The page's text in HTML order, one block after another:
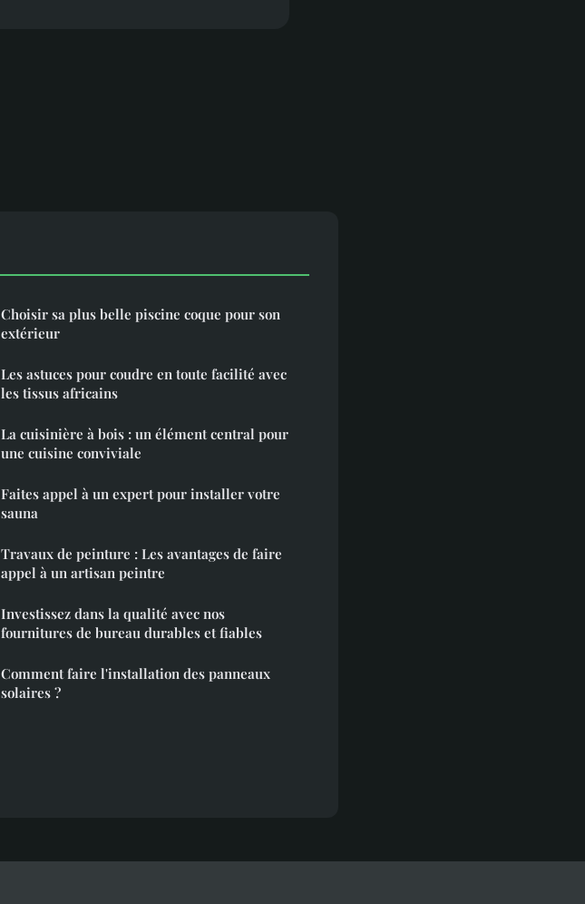
Choisir sa plus belle piscine coque pour son
extérieur
Les astuces pour coudre en toute facilité avec
les tissus africains
La cuisinière à bois : un élément central pour
une cuisine conviviale
Faites appel à un expert pour installer votre
sauna
Travaux de peinture : Les avantages de faire
appel à un artisan peintre
Investissez dans la qualité avec nos
fournitures de bureau durables et fiables
Comment faire l'installation des panneaux
solaires ?